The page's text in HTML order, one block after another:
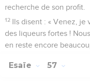
recherche de son profit.
12 Ils disent : « Venez, je
des liqueurs fortes !
en reste encore
Esaïe 57